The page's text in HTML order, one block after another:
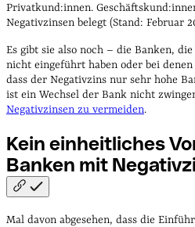
Privatkund:innen.
Negativzinsen belegt (Stand: Februar
Es gibt sie also noch – die Banken,
nicht eingeführt haben oder bei
dass der Negativzins nur sehr hohe
ist ein Wechsel der Bank nicht
Negativzinsen zu vermeiden.
Kein einheitliches
Banken mit
Mal davon abgesehen, dass die